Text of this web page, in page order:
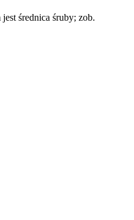
średnica śruby; zob.